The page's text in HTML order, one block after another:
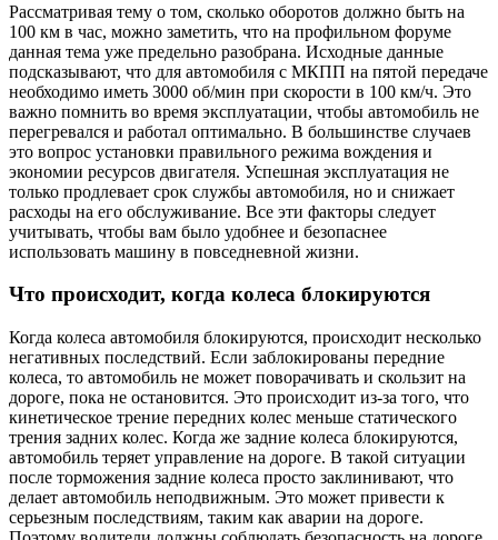
Рассматривая тему о том, сколько оборотов должно быть на
100 км в час, можно заметить, что на профильном форуме
данная тема уже предельно разобрана. Исходные данные
подсказывают, что для автомобиля с МКПП на пятой передаче
необходимо иметь 3000 об/мин при скорости в 100 км/ч. Это
важно помнить во время эксплуатации, чтобы автомобиль не
перегревался и работал оптимально. В большинстве случаев
это вопрос установки правильного режима вождения и
экономии ресурсов двигателя. Успешная эксплуатация не
только продлевает срок службы автомобиля, но и снижает
расходы на его обслуживание. Все эти факторы следует
учитывать, чтобы вам было удобнее и безопаснее
использовать машину в повседневной жизни.
Что происходит, когда колеса блокируются
Когда колеса автомобиля блокируются, происходит несколько
негативных последствий. Если заблокированы передние
колеса, то автомобиль не может поворачивать и скользит на
дороге, пока не остановится. Это происходит из-за того, что
кинетическое трение передних колес меньше статического
трения задних колес. Когда же задние колеса блокируются,
автомобиль теряет управление на дороге. В такой ситуации
после торможения задние колеса просто заклинивают, что
делает автомобиль неподвижным. Это может привести к
серьезным последствиям, таким как аварии на дороге.